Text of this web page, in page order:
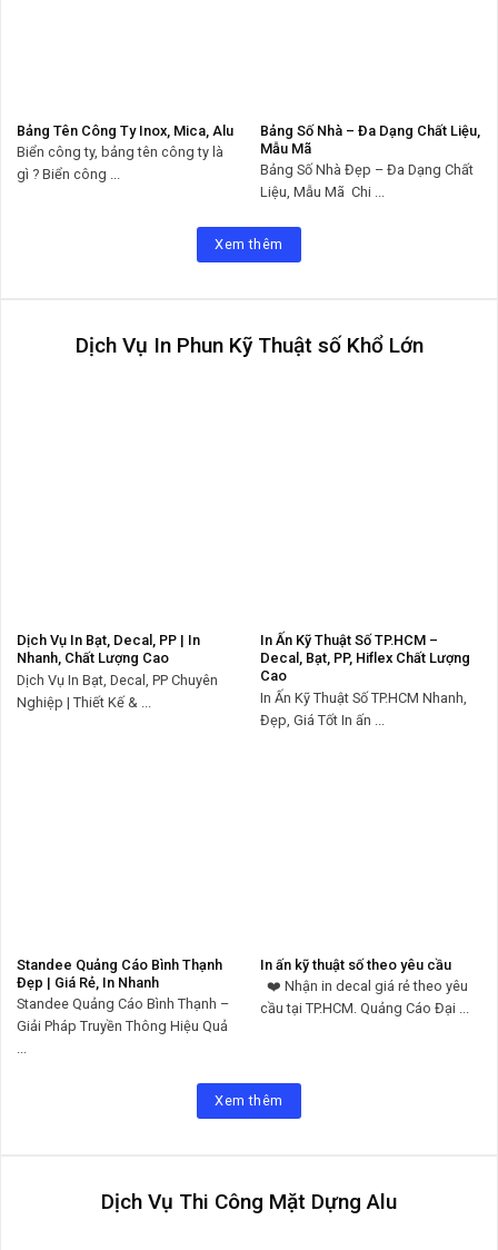
Bảng Tên Công Ty Inox, Mica, Alu
Biển công ty, bảng tên công ty là
gì ? Biển công ...
Bảng Số Nhà – Đa Dạng Chất Liệu,
Mẫu Mã
Bảng Số Nhà Đẹp – Đa Dạng Chất
Liệu, Mẫu Mã Chi ...
Xem thêm
Dịch Vụ In Phun Kỹ Thuật số Khổ Lớn
Dịch Vụ In Bạt, Decal, PP | In
Nhanh, Chất Lượng Cao
Dịch Vụ In Bạt, Decal, PP Chuyên
Nghiệp | Thiết Kế & ...
In Ấn Kỹ Thuật Số TP.HCM –
Decal, Bạt, PP, Hiflex Chất Lượng
Cao
In Ấn Kỹ Thuật Số TP.HCM Nhanh,
Đẹp, Giá Tốt In ấn ...
Standee Quảng Cáo Bình Thạnh
Đẹp | Giá Rẻ, In Nhanh
Standee Quảng Cáo Bình Thạnh –
Giải Pháp Truyền Thông Hiệu Quả
...
In ấn kỹ thuật số theo yêu cầu
❤️ Nhận in decal giá rẻ theo yêu
cầu tại TP.HCM. Quảng Cáo Đại ...
Xem thêm
Dịch Vụ Thi Công Mặt Dựng Alu